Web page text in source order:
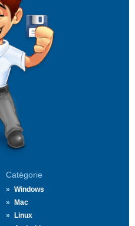
Catégorie
Windows
Mac
Linux